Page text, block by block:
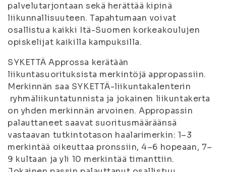
palvelutarjontaan sekä herättää kipinä
liikunnallisuuteen. Tapahtumaan voivat
osallistua kaikki Itä-Suomen korkeakoulujen
opiskelijat kaikilla kampuksilla.
SYKETTÄ Approssa kerätään
liikuntasuorituksista merkintöjä appropassiin.
Merkinnän saa SYKETTÄ-liikuntakalenterin
ryhmäliikuntatunnista ja jokainen liikuntakerta
on yhden merkinnän arvoinen. Appropassin
palauttaneet saavat suoritusmääräänsä
vastaavan tutkintotason haalarimerkin: 1–3
merkintää oikeuttaa pronssiin, 4–6 hopeaan, 7–
9 kultaan ja yli 10 merkintää timanttiin.